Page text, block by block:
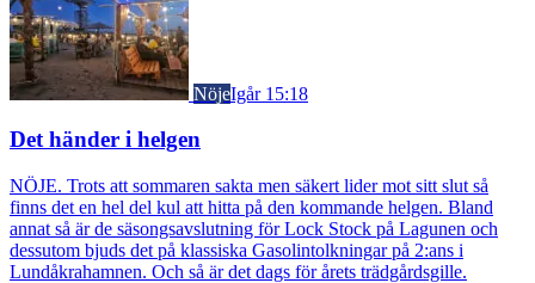
NöjeIgår 15:18
Det händer i helgen
NÖJE. Trots att sommaren sakta men säkert lider mot sitt slut så
finns det en hel del kul att hitta på den kommande helgen. Bland
annat så är de säsongsavslutning för Lock Stock på Lagunen och
dessutom bjuds det på klassiska Gasolintolkningar på 2:ans i
Lundåkrahamnen. Och så är det dags för årets trädgårdsgille.